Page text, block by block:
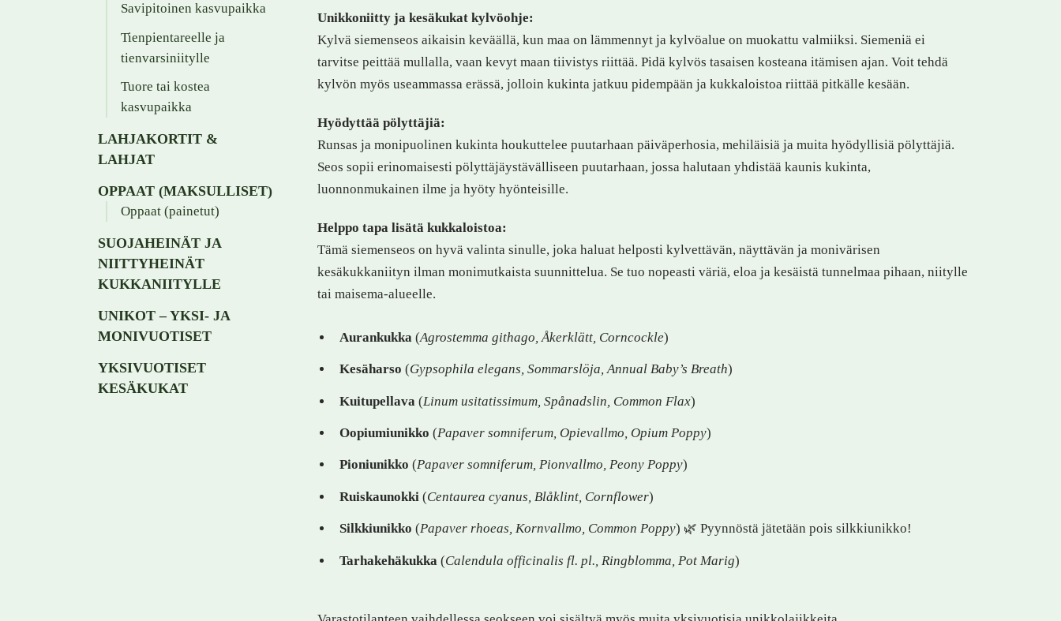
Unikkoniitty ja kesäkukat kylvöohje:
Kylvä siemenseos aikaisin keväällä, kun maa on lämmennyt ja kylvöalue on muokattu valmiiksi. Siemeniä ei
tarvitse peittää mullalla, vaan kevyt maan tiivistys riittää. Pidä kylvös tasaisen kosteana itämisen ajan. Voit tehdä
kylvön myös useammassa erässä, jolloin kukinta jatkuu pidempään ja kukkaloistoa riittää pitkälle kesään.
Hyödyttää pölyttäjiä:
Runsas ja monipuolinen kukinta houkuttelee puutarhaan päiväperhosia, mehiläisiä ja muita hyödyllisiä pölyttäjiä.
Seos sopii erinomaisesti pölyttäjäystävälliseen puutarhaan, jossa halutaan yhdistää kaunis kukinta,
luonnonmukainen ilme ja hyöty hyönteisille.
Helppo tapa lisätä kukkaloistoa:
Tämä siemenseos on hyvä valinta sinulle, joka haluat helposti kylvettävän, näyttävän ja monivärisen
kesäkukkaniityn ilman monimutkaista suunnittelua. Se tuo nopeasti väriä, eloa ja kesäistä tunnelmaa pihaan, niitylle
tai maisema-alueelle.
Aurankukka (Agrostemma githago, Åkerklätt, Corncockle)
Kesäharso (Gypsophila elegans, Sommarslöja, Annual Baby’s Breath)
Kuitupellava (Linum usitatissimum, Spånadslin, Common Flax)
Oopiumiunikko (Papaver somniferum, Opievallmo, Opium Poppy)
Pioniunikko (Papaver somniferum, Pionvallmo, Peony Poppy)
Ruiskau­nokki (Centaurea cyanus, Blåklint, Cornflower)
Silkkiunikko (Papaver rhoeas, Kornvallmo, Common Poppy) 🌿 Pyynnöstä jätetään pois silkkiunikko!
Tarhakehäkukka (Calendula officinalis fl. pl., Ringblomma, Pot Marig)
Savipitoinen kasvupaikka
Tienpientareelle ja
tienvarsiniitylle
Tuore tai kostea
kasvupaikka
LAHJAKORTIT &
LAHJAT
OPPAAT (MAKSULLISET)
Oppaat (painetut)
SUOJAHEINÄT JA
NIITTYHEINÄT
KUKKANIITYLLE
UNIKOT – YKSI- JA
MONIVUOTISET
YKSIVUOTISET
KESÄKUKAT